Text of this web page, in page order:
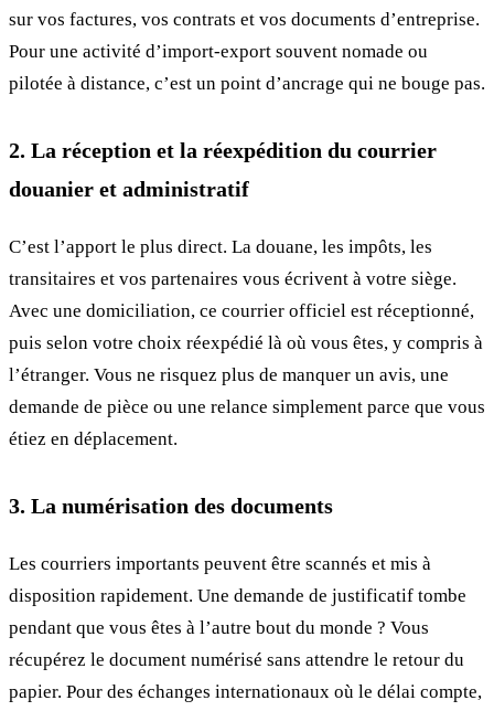
sur vos factures, vos contrats et vos documents d’entreprise.
Pour une activité d’import-export souvent nomade ou
pilotée à distance, c’est un point d’ancrage qui ne bouge pas.
2. La réception et la réexpédition du courrier
douanier et administratif
C’est l’apport le plus direct. La douane, les impôts, les
transitaires et vos partenaires vous écrivent à votre siège.
Avec une domiciliation, ce courrier officiel est réceptionné,
puis selon votre choix réexpédié là où vous êtes, y compris à
l’étranger. Vous ne risquez plus de manquer un avis, une
demande de pièce ou une relance simplement parce que vous
étiez en déplacement.
3. La numérisation des documents
Les courriers importants peuvent être scannés et mis à
disposition rapidement. Une demande de justificatif tombe
pendant que vous êtes à l’autre bout du monde ? Vous
récupérez le document numérisé sans attendre le retour du
papier. Pour des échanges internationaux où le délai compte,